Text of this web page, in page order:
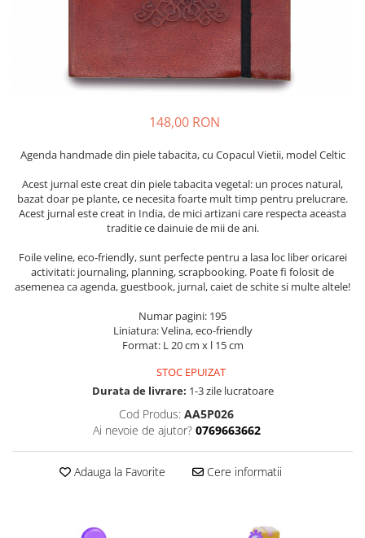
Ambalaje Cadouri
148,00 RON
Agenda handmade din piele tabacita, cu Copacul Vietii, model Celtic
Acest jurnal este creat din piele tabacita vegetal: un proces natural,
bazat doar pe plante, ce necesita foarte mult timp pentru prelucrare.
Acest jurnal este creat in India, de mici artizani care respecta aceasta
traditie ce dainuie de mii de ani.
Foile veline, eco-friendly, sunt perfecte pentru a lasa loc liber oricarei
activitati: journaling, planning, scrapbooking. Poate fi folosit de
asemenea ca agenda, guestbook, jurnal, caiet de schite si multe altele!
Numar pagini: 195
Liniatura: Velina, eco-friendly
Format: L 20 cm x l 15 cm
STOC EPUIZAT
Durata de livrare: 1-3 zile lucratoare
Cod Produs: AA5P026
Ai nevoie de ajutor? 0769663662
Adauga la Favorite Cere informatii